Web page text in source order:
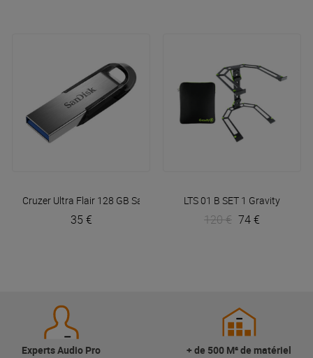
Cruzer Ultra Flair 128 GB Sandisk
35 €
LTS 01 B SET 1 Gravity
120 € 74 €
Experts Audio Pro + de 500 M² de matériel